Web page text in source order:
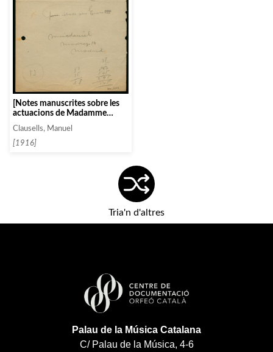
[Notes manuscrites sobre les
actuacions de Madamme
i de Jeanne Montjovet]
Clausells, Manuel
[1916]
Tria'n d'altres
Palau de la Música Catalana
C/ Palau de la Música, 4-6